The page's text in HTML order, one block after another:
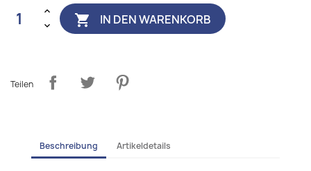
 IN DEN WARENKORB
Teilen
Beschreibung Artikeldetails